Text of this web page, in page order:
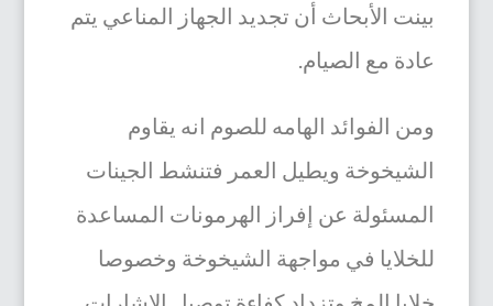
بينت الأبحاث أن تجديد الجهاز المناعي يتم
عادة مع الصيام.
ومن الفوائد الهامه للصوم انه يقاوم
الشيخوخة ويطيل العمر فتنشط الجينات
المسئولة عن إفراز الهرمونات المساعدة
للخلايا في مواجهة الشيخوخة وخصوصا